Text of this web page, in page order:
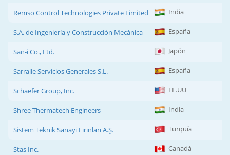
Remso Control Technologies Private Limited India
S.A. de Ingeniería y Construcción Mecánica España
San-i Co., Ltd. Japón
Sarralle Servicios Generales S.L. España
Schaefer Group, Inc. EE.UU
Shree Thermatech Engineers India
Sistem Teknik Sanayi Fırınları A.Ş. Turquía
Stas Inc. Canadá